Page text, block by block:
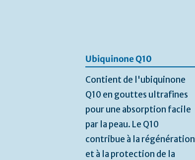
Ubiquinone Q10
Contient de l'ubiquinone
Q10 en gouttes ultrafines
pour une absorption facile
par la peau. Le Q10
contribue à la régénération
et à la protection de la